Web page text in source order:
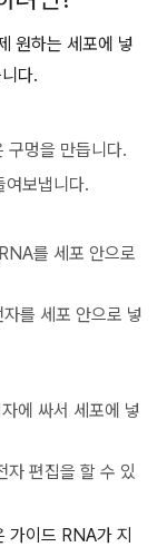
원하는 세포에 넣
다.
구멍을 만듭니다.
보냅니다.
를 세포 안으로
를 세포 안으로 넣
에 싸서 세포에 넣
자 편집을 할 수 있
이드 RNA가 지